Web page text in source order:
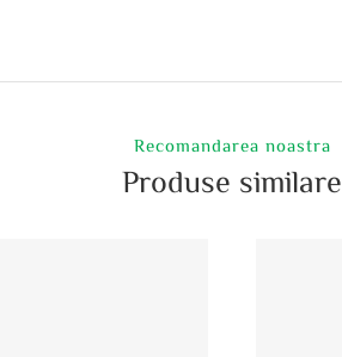
Recomandarea noastra
Produse similare